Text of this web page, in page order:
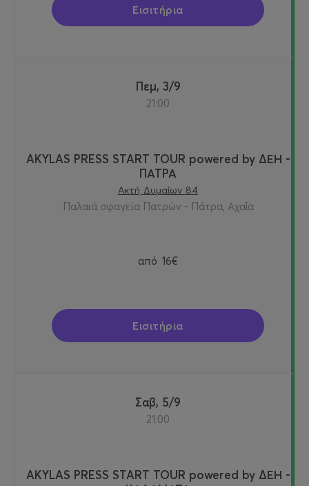
Εισιτήρια
Πεμ, 3/9
21:00
AKYLAS PRESS START TOUR powered by ΔΕΗ -
ΠΑΤΡΑ
Ακτή Δυμαίων 84
Παλαιά σφαγεία Πατρών - Πάτρα, Αχαΐα
από 16€
Εισιτήρια
Σαβ, 5/9
21:00
AKYLAS PRESS START TOUR powered by ΔΕΗ -